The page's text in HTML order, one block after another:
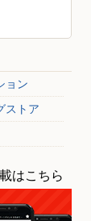
ョン
ストア
はこちら